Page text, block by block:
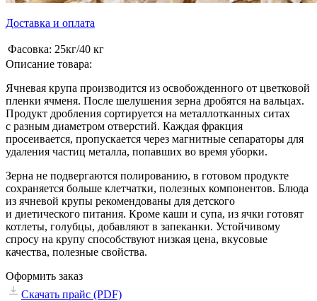
Доставка и оплата
Фасовка: 25кг/40 кг
Описание товара:
Ячневая крупа производится из освобожденного от цветковой
пленки ячменя. После шелушения зерна дробятся на вальцах.
Продукт дробления сортируется на металлотканных ситах
с разным диаметром отверстий. Каждая фракция
просеивается, пропускается через магнитные сепараторы для
удаления частиц металла, попавших во время уборки.
Зерна не подвергаются полированию, в готовом продукте
сохраняется больше клетчатки, полезных компонентов. Блюда
из ячневой крупы рекомендованы для детского
и диетического питания. Кроме каши и супа, из ячки готовят
котлеты, голубцы, добавляют в запеканки. Устойчивому
спросу на крупу способствуют низкая цена, вкусовые
качества, полезные свойства.
Оформить заказ
Скачать прайс (PDF)